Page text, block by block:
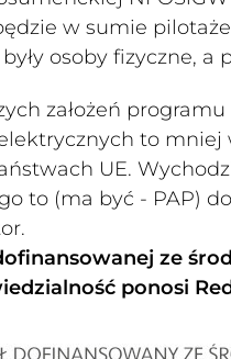
w sumie
osoby fizyczne, a
założeń
to mniej
UE.
to (ma być - PAP)
ze
ponosi